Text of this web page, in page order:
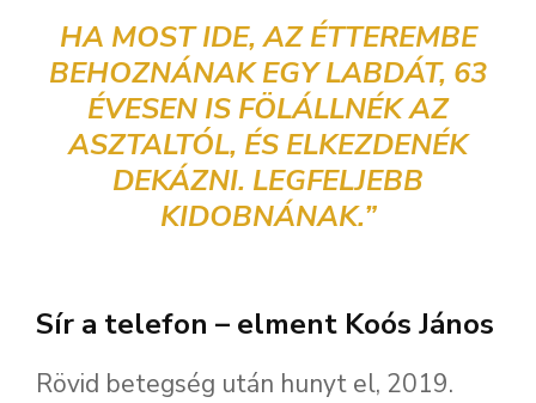
HA MOST IDE, AZ ÉTTEREMBE
BEHOZNÁNAK EGY LABDÁT, 63
ÉVESEN IS FÖLÁLLNÉK AZ
ASZTALTÓL, ÉS ELKEZDENÉK
DEKÁZNI. LEGFELJEBB
KIDOBNÁNAK.”
Sír a telefon – elment Koós János
Rövid betegség után hunyt el, 2019.